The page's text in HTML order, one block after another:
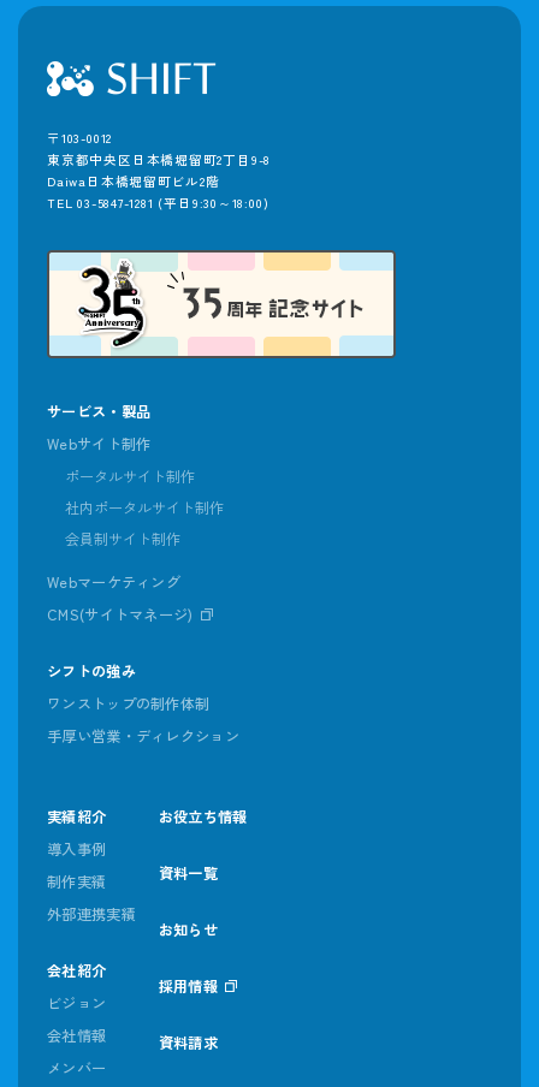
〒103-0012
東京都中央区日本橋堀留町2丁目9-8
Daiwa日本橋堀留町ビル2階
TEL 03-5847-1281 (平日9:30～18:00)
サービス・製品
Webサイト制作
ポータルサイト制作
社内ポータルサイト制作
会員制サイト制作
Webマーケティング
CMS(サイトマネージ)
シフトの強み
ワンストップの制作体制
手厚い営業・ディレクション
実績紹介
導入事例
制作実績
外部連携実績
会社紹介
ビジョン
会社情報
メンバー
お役立ち情報
資料一覧
お知らせ
採用情報
資料請求